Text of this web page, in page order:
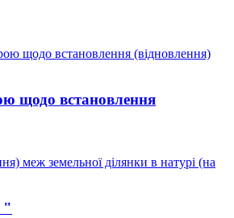
щодо встановлення (відновлення)
щодо встановлення
меж земельної ділянки в натурі (на
"